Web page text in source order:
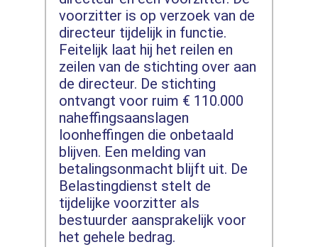
voorzitter is op verzoek van de
directeur tijdelijk in functie.
Feitelijk laat hij het reilen en
zeilen van de stichting over aan
de directeur. De stichting
ontvangt voor ruim € 110.000
naheffingsaanslagen
loonheffingen die onbetaald
blijven. Een melding van
betalingsonmacht blijft uit. De
Belastingdienst stelt de
tijdelijke voorzitter als
bestuurder aansprakelijk voor
het gehele bedrag.